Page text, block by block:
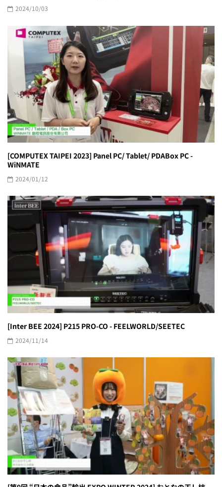
2024/10/03
[COMPUTEX TAIPEI 2023] Panel PC/ Tablet/ PDABox PC -
WiNMATE
2024/01/12
[Inter BEE 2024] P215 PRO-CO - FEELWORLD/SEETEC
2024/11/14